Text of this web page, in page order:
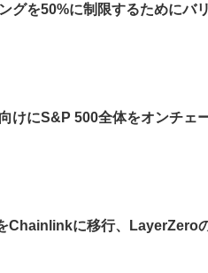
グを50%に制限するためにバ
けにS&P 500全体をオンチェ
Chainlinkに移行、LayerZero